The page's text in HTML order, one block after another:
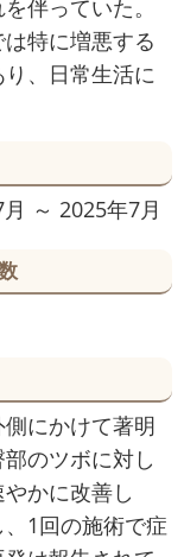
伴っていた。
特に増悪する
、日常生活に
～ 2025年7月
にかけて著明
のツボに対し
かに改善し
1回の施術で症